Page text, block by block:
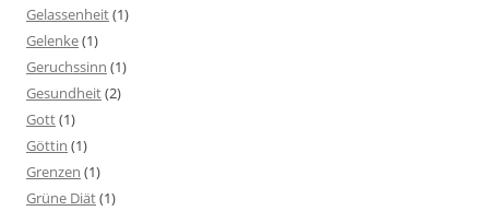
Gelassenheit(1)
Gelenke(1)
Geruchssinn (1)
Gesundheit(2)
Gott(1)
Göttin (1)
Grenzen (1)
Grüne Diät(1)